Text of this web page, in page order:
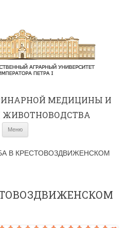
МЕДИЦИНЫ И
ЖИВОТНОВОДСТВА
Меню
В КРЕСТОВОЗДВИЖЕНСКОМ